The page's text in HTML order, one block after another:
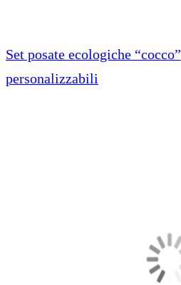
Set posate ecologiche “cocco”
personalizzabili